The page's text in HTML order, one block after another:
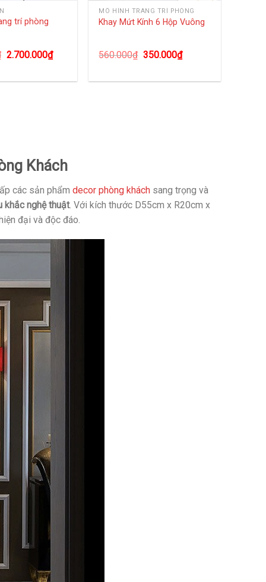
trí phòng
2.700.000₫
MÔ HÌNH TRANG TRÍ PHÒNG
Khay Mứt Kính 6 Hộp Vuông
560.000₫ 350.000₫
Khách
các sản phẩm decor phòng khách sang trọng và
khắc nghệ thuật. Với kích thước D55cm x R20cm x
đại và độc đáo.